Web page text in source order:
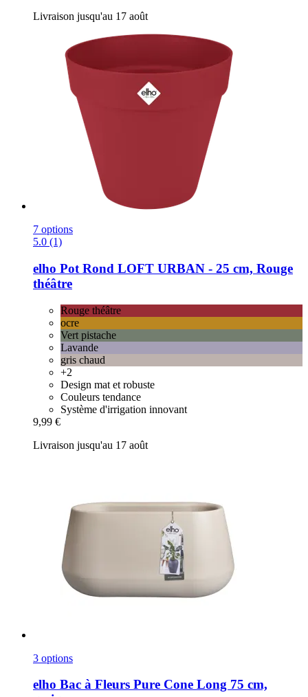
Livraison jusqu'au 17 août
7 options
5.0 (1)
elho Pot Rond LOFT URBAN -​ 25 cm, Rouge
théâtre
Rouge théâtre
ocre
Vert pistache
Lavande
gris chaud
+2
Design mat et robuste
Couleurs tendance
Système d'irrigation innovant
9,99 €
Livraison jusqu'au 17 août
3 options
elho Bac à Fleurs Pure Cone Long 75 cm,